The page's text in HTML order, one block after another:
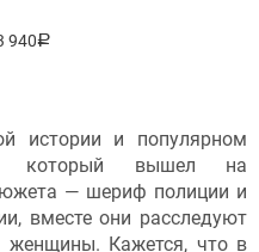
940руб.
истории и популярном
который вышел на
— шериф полиции и
вместе они расследуют
женщины. Кажется, что в